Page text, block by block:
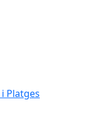
Platges